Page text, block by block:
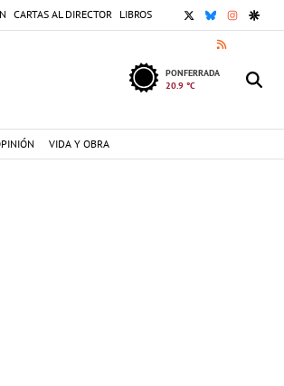
CARTAS AL DIRECTOR LIBROS X BLUESKY
RSS
PONFERRADA
20.9 °C
VIDA Y OBRA